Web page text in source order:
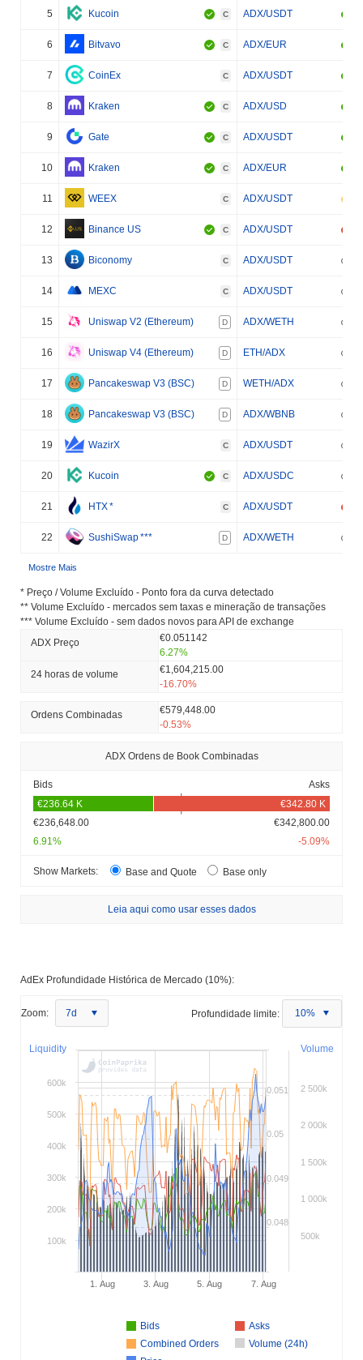
5 Kucoin C ADX/USDT
6 Bitvavo C ADX/EUR
7 CoinEx C ADX/USDT
8 Kraken C ADX/USD
9 Gate C ADX/USDT
10 Kraken C ADX/EUR
11 WEEX C ADX/USDT
12 Binance US C ADX/USDT
13 Biconomy C ADX/USDT
14 MEXC C ADX/USDT
15 Uniswap V2 (Ethereum) D ADX/WETH
16 Uniswap V4 (Ethereum) D ETH/ADX
17 Pancakeswap V3 (BSC) D WETH/ADX
18 Pancakeswap V3 (BSC) D ADX/WBNB
19 WazirX C ADX/USDT
20 Kucoin C ADX/USDC
21 HTX* C ADX/USDT
22 SushiSwap*** D ADX/WETH
Mostre Mais
* Preço / Volume Excluído - Ponto fora da curva detectado
** Volume Excluído - mercados sem taxas e mineração de transações
*** Volume Excluído - sem dados novos para API de exchange
ADX Preço
€0.051142
6.27%
24 horas de volume
€1,604,215.00
-16.70%
Ordens Combinadas
€579,448.00
-0.53%
ADX Ordens de Book Combinadas
Bids Asks
€236,648.00
€342,800.00
6.91%
-5.09%
Show Markets: Base and Quote Base only
Leia aqui como usar esses dados
AdEx Profundidade Histórica de Mercado (10%):
Zoom: 7d Profundidade limite: 10%
Volume
Liquidity
Bids
Asks
Combined Orders
Volume (24h)
1. Aug 3. Aug 5. Aug 7. Aug
0.048
0.049
0.05
0.051
500k
1 000k
1 500k
2 000k
2 500k
100k
200k
300k
400k
500k
600k